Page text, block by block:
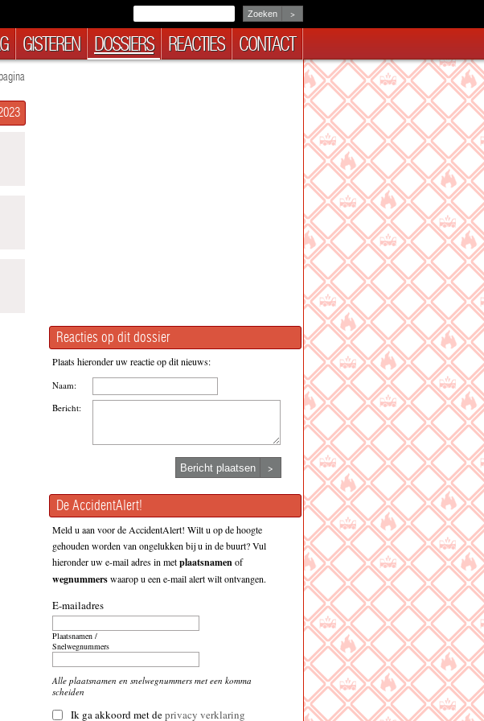
>
GISTEREN DOSSIERS REACTIES CONTACT
Reacties op dit dossier
Plaats hieronder uw reactie op dit nieuws:
Naam:
Bericht:
>
De AccidentAlert!
Meld u aan voor de AccidentAlert! Wilt u op de hoogte
gehouden worden van ongelukken bij u in de buurt? Vul
hieronder uw e-mail adres in metplaatsnamenof
wegnummerswaarop u een e-mail alert wilt ontvangen.
E-mailadres
Plaatsnamen /
Snelwegnummers
Alle plaatsnamen en snelwegnummers met een komma
scheiden
Ik ga akkoord met deprivacy verklaring